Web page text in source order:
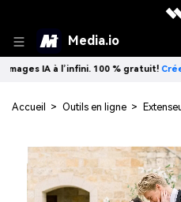
Media.io
à l’infini. 100 % gratuit!Créer
Accueil > Outils en ligne >